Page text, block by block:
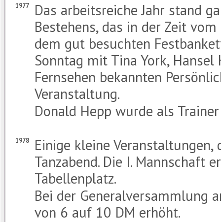
1977
Das arbeitsreiche Jahr stand
Bestehens, das in der Zeit
dem gut besuchten
Sonntag mit Tina York,
Fernsehen bekannten
Veranstaltung.
Donald Hepp wurde als
1978
Einige kleine
Tanzabend. Die I. Mannschaft
Tabellenplatz.
Bei der Generalversammlung
von 6 auf 10 DM erhöht.